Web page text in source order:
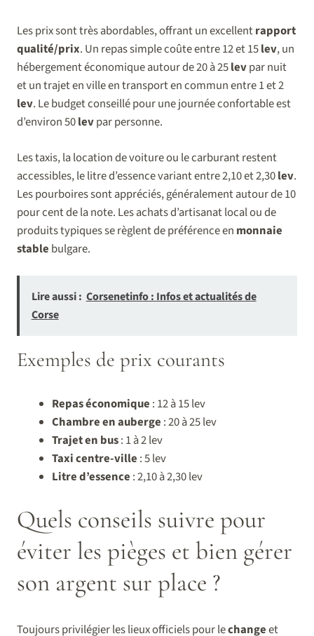
Les prix sont très abordables, offrant un excellentrapport
qualité/prix. Un repas simple coûte entre 12 et 15lev, un
hébergement économique autour de 20 à 25levpar nuit
et un trajet en ville en transport en commun entre 1 et 2
lev. Le budget conseillé pour une journée confortable est
d’environ 50levpar personne.
Les taxis, la location de voiture ou le carburant restent
accessibles, le litre d’essence variant entre 2,10 et 2,30lev.
Les pourboires sont appréciés, généralement autour de 10
pour cent de la note. Les achats d’artisanat local ou de
produits typiques se règlent de préférence en monnaie
stable bulgare.
Lire aussi : Corsenetinfo : Infos et actualités de
Corse
Exemples de prix courants
Repas économique : 12 à 15 lev
Chambre en auberge : 20 à 25 lev
Trajet en bus: 1 à 2 lev
Taxi centre-ville : 5 lev
Litre d’essence : 2,10 à 2,30 lev
Quels conseils suivre pour
éviter les pièges et bien gérer
son argent sur place ?
Toujours privilégier les lieux officiels pour lechangeet